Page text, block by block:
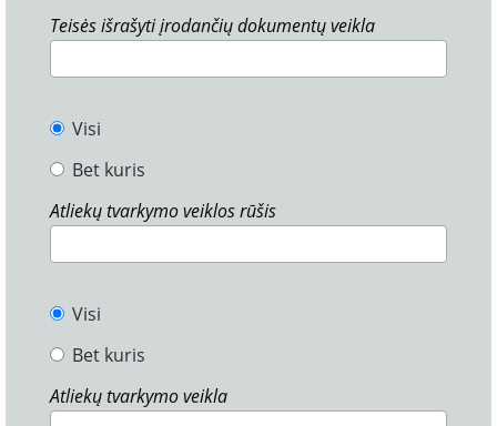
Teisės išrašyti įrodančių dokumentų veikla
Visi
Bet kuris
Atliekų tvarkymo veiklos rūšis
Visi
Bet kuris
Atliekų tvarkymo veikla